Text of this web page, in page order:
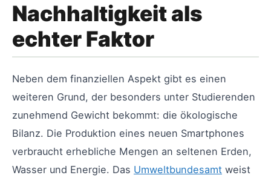
Nachhaltigkeit als
echter Faktor
Neben dem finanziellen Aspekt gibt es einen
weiteren Grund, der besonders unter Studierenden
zunehmend Gewicht bekommt: die ökologische
Bilanz. Die Produktion eines neuen Smartphones
verbraucht erhebliche Mengen an seltenen Erden,
Wasser und Energie. Das Umweltbundesamt weist